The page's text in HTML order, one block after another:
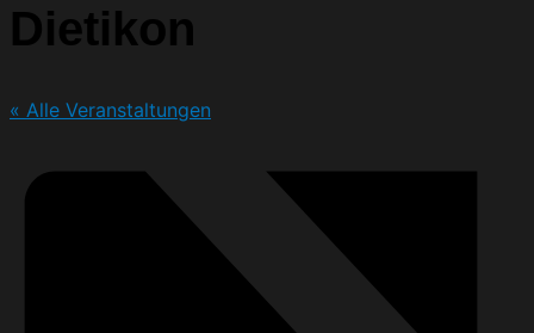
Dietikon
« Alle Veranstaltungen